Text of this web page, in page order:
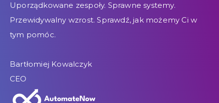
Uporządkowane zespoły. Sprawne systemy.
Przewidywalny wzrost. Sprawdź, jak możemy Ci w
tym pomóc.
Bartłomiej Kowalczyk
CEO